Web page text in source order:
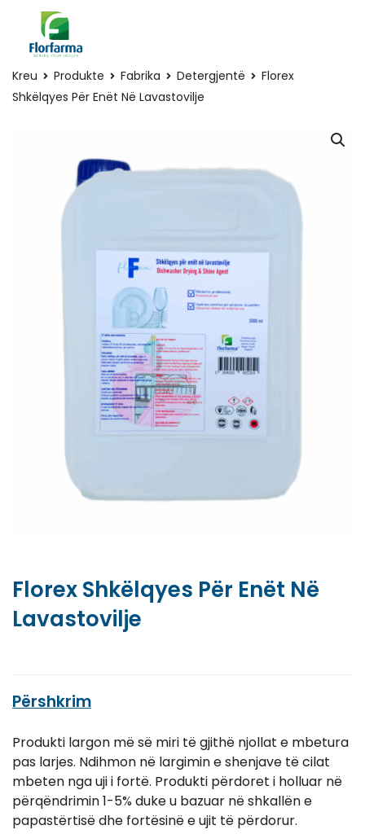
Kreu Produkte Fabrika Detergjentë
Florex
Shkëlqyes Për Enët Në Lavastovilje
Florex Shkëlqyes Për Enët Në
Lavastovilje
Përshkrim
Produkti largon më së miri të gjithë njollat e mbetura
pas larjes. Ndihmon në largimin e shenjave të cilat
mbeten nga uji i fortë. Produkti përdoret i holluar në
përqëndrimin 1-5% duke u bazuar në shkallën e
papastërtisë dhe fortësinë e ujit të përdorur.